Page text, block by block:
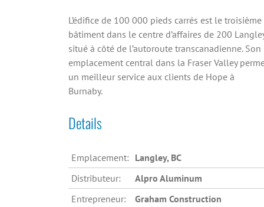
L’édifice de 100 000 pieds carrés est le troisième
bâtiment dans le centre d’affaires de 200
situé à côté de l’autoroute transcanadienne. Son
emplacement central dans la Fraser Valley
un meilleur service aux clients de Hope à
Burnaby.
Details
Emplacement: Langley, BC
Distributeur:
Alpro Aluminum
Entrepreneur:
Graham Construction